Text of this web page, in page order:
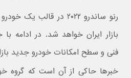
رنو ساندرو ۲۰۲۲ در قالب
بازار ایران خواهد شد. در ادامه
فنی و سطح امکانات خودرو جدید
خبرها حاکی از آن است که گروه